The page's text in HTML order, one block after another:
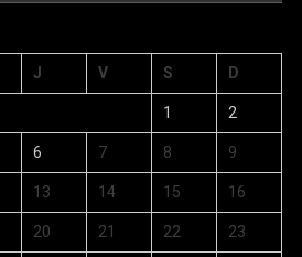
J V S D
1 2
6 7 8 9
13 14 15 16
20 21 22 23